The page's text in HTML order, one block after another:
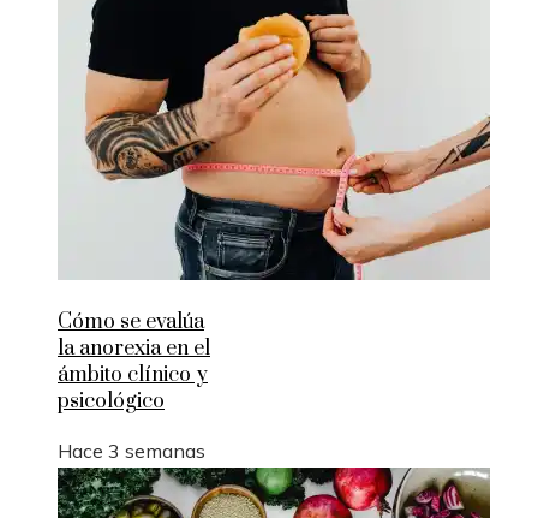
Cómo se evalúa
la anorexia en el
ámbito clínico y
psicológico
Hace 3 semanas